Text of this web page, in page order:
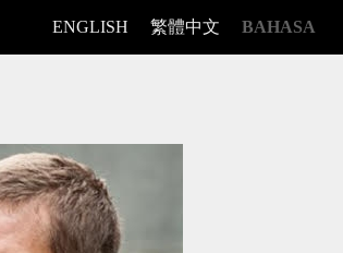
ENGLISH 繁體中文 BAHASA